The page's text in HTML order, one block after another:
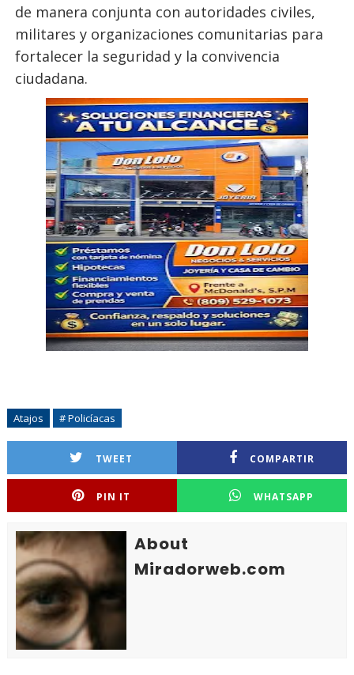
de manera conjunta con autoridades civiles,
militares y organizaciones comunitarias para
fortalecer la seguridad y la convivencia
ciudadana.
Atajos # Policíacas
TWEET COMPARTIR
PIN IT WHATSAPP
About
Miradorweb.com